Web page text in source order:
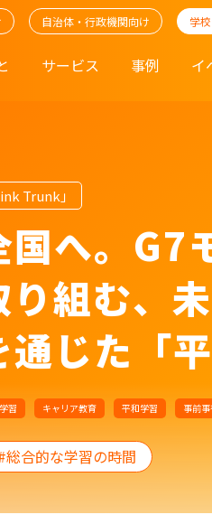
自治体・行政機関向け 学
サービス 事例 イ
Trunk」
へ。G7
組む、
じた「
習 キャリア教育 平和学習 事前
総合的な学習の時間